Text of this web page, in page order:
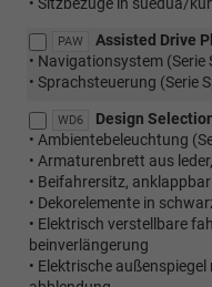
• Sitzbezüge in suedua/
PAW
Assisted Drive
• Navigationsystem (Serie
• Sprachsteuerung (Serie
WD6
Design
• Ambientebeleuchtung
• Armaturenbrett aus
• Beifahrersitz, anklappbar
• Dekorelemente in
• Elektrisch verstellbare
beinverlängerung
• Elektrische